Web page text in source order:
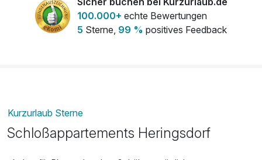
100.000+ echte Bewertungen
5 Sterne, 99 % positives Feedback
Kurzurlaub Sterne
Schloßappartements Heringsdorf